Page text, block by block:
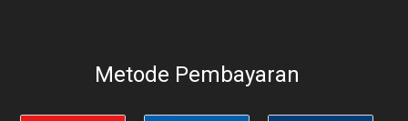
Metode Pembayaran